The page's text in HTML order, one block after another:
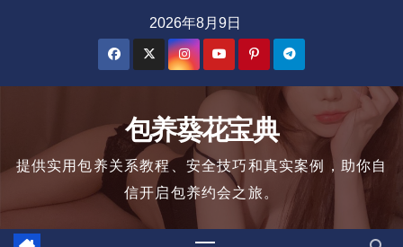
2026年8月9日
包养葵花宝典
提供实用包养关系教程、安全技巧和真实案例，助你自
信开启包养约会之旅。